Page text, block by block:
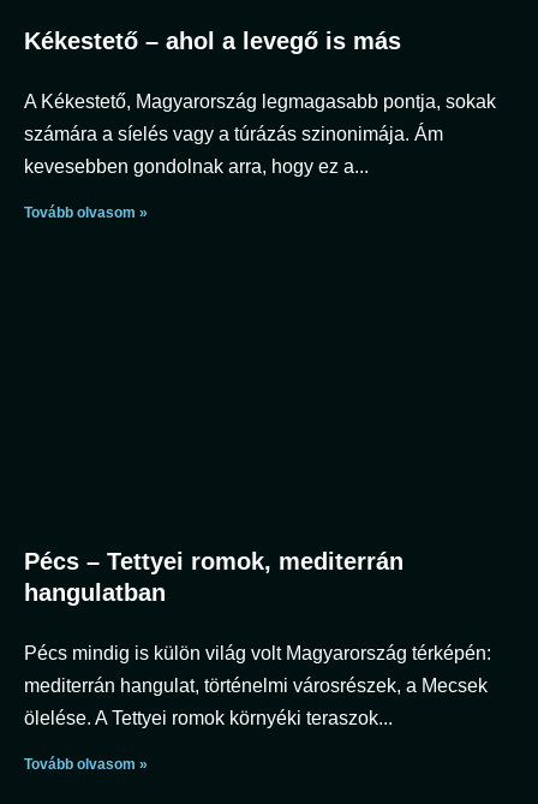
Kékestető – ahol a levegő is más
A Kékestető, Magyarország legmagasabb pontja, sokak
számára a síelés vagy a túrázás szinonimája. Ám
kevesebben gondolnak arra, hogy ez a
Tovább olvasom »
Pécs – Tettyei romok, mediterrán
hangulatban
Pécs mindig is külön világ volt Magyarország térképén:
mediterrán hangulat, történelmi városrészek, a Mecsek
ölelése. A Tettyei romok környéki teraszok
Tovább olvasom »